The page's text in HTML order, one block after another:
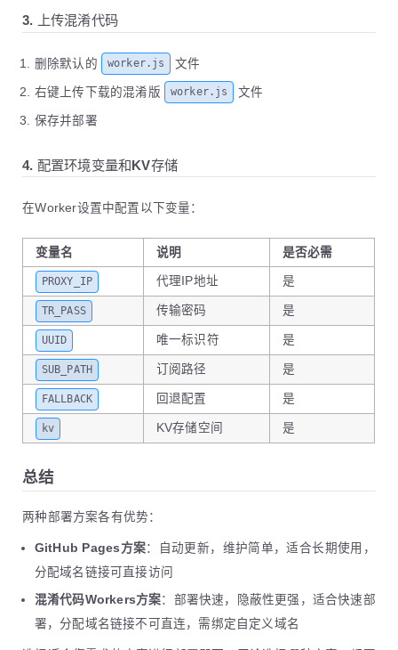
70
71
73
74
75
76
79
81
log "解压 $TARGET_FILE..."
rm "$TARGET_FILE"
echo
"$TAG_NAME" >
log
"更新完成，新版本: $TAG_NAME"
uses:
stefanzweifel/git-auto-commit-
commit_message:
3. 上传混淆代码
删除默认的 worker.js 文件
右键上传下载的混淆版 worker.js 文件
保存并部署
4. 配置环境变量和KV存储
在Worker设置中配置以下变量：
变量名 说明 是否必需
PROXY_IP 代理IP地址 是
TR_PASS 传输密码 是
UUID 唯一标识符 是
SUB_PATH 订阅路径 是
FALLBACK 回退配置 是
kv KV存储空间 是
总结
两种部署方案各有优势：
GitHub Pages方案：自动更新，维护简单，适合长期使用，
分配域名链接可直接访问
混淆代码Workers方案：部署快速，隐蔽性更强，适合快速部
署，分配域名链接不可直连，需绑定自定义域名